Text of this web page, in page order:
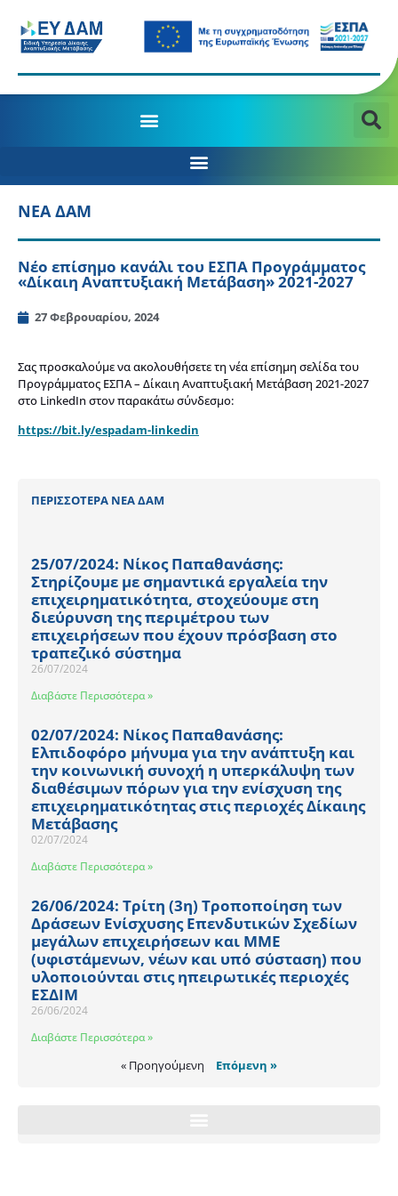
ΝΕΑ ΔΑΜ
Νέο επίσημο κανάλι του ΕΣΠΑ Προγράμματος
«Δίκαιη Αναπτυξιακή Μετάβαση» 2021-2027
27 Φεβρουαρίου, 2024
Σας προσκαλούμε να ακολουθήσετε τη νέα επίσημη σελίδα του
Προγράμματος ΕΣΠΑ – Δίκαιη Αναπτυξιακή Μετάβαση 2021-2027
στο LinkedIn στον παρακάτω σύνδεσμο:
https://bit.ly/espadam-linkedin
ΠΕΡΙΣΣΟΤΕΡΑ ΝΕΑ ΔΑΜ
25/07/2024: Νίκος Παπαθανάσης:
Στηρίζουμε με σημαντικά εργαλεία την
επιχειρηματικότητα, στοχεύουμε στη
διεύρυνση της περιμέτρου των
επιχειρήσεων που έχουν πρόσβαση στο
τραπεζικό σύστημα
26/07/2024
Διαβάστε Περισσότερα »
02/07/2024: Νίκος Παπαθανάσης:
Ελπιδοφόρο μήνυμα για την ανάπτυξη και
την κοινωνική συνοχή η υπερκάλυψη των
διαθέσιμων πόρων για την ενίσχυση της
επιχειρηματικότητας στις περιοχές Δίκαιης
Μετάβασης
02/07/2024
Διαβάστε Περισσότερα »
26/06/2024: Τρίτη (3η) Τροποποίηση των
Δράσεων Ενίσχυσης Επενδυτικών Σχεδίων
μεγάλων επιχειρήσεων και ΜΜΕ
(υφιστάμενων, νέων και υπό σύσταση) που
υλοποιούνται στις ηπειρωτικές περιοχές
ΕΣΔΙΜ
26/06/2024
Διαβάστε Περισσότερα »
« Προηγούμενη Επόμενη »